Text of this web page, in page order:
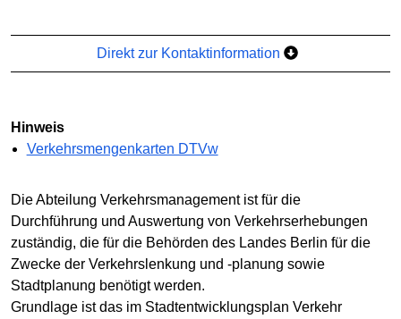
Direkt zur Kontaktinformation
Hinweis
Verkehrsmengenkarten DTVw
Die Abteilung Verkehrsmanagement ist für die
Durchführung und Auswertung von Verkehrserhebungen
zuständig, die für die Behörden des Landes Berlin für die
Zwecke der Verkehrslenkung und -planung sowie
Stadtplanung benötigt werden.
Grundlage ist das im Stadtentwicklungsplan Verkehr